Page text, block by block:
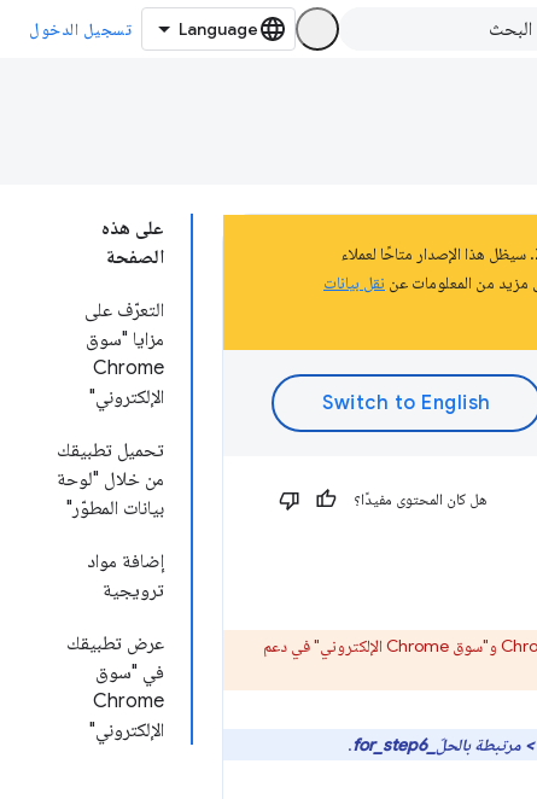
تسجيل الدخول
على هذه
الصفحة
التعرّف على
مزايا "سوق
Chrome
الإلكتروني"
تحميل تطبيقك
من خلال "لوحة
بيانات المطوّر"
إضافة مواد
ترويجية
عرض تطبيقك
في "سوق
Chrome
الإلكتروني"
تشكّل هذه الصفحة جزءًا من المستندات المتعلّقة بالنظام الأساسي لتطبيقات Chrome الذي تم إيقافه في عام 2020. سيظل هذا الإصدار متاحًا لعملاء
نقل بيانات
هل كان المحتوى مفيدًا؟
سيزيل Chrome دعم تطبيقات Chrome على جميع الأنظمة الأساسية. وسيستمر كل من متصفّح Chrome و"سوق Chrome الإلكتروني" في دعم
.